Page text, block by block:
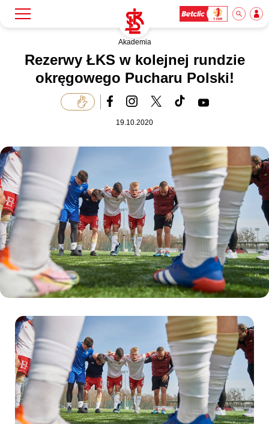
Klub
Akademia
Biznes
Dla mediów
Kibice
Akademia
Rezerwy ŁKS w kolejnej rundzie
okręgowego Pucharu Polski!
19.10.2020